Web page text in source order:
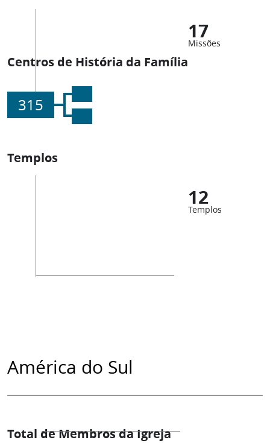
17
Missões
Centros de História da Família
315
Templos
12
Templos
América do Sul
Total de Membros da Igreja